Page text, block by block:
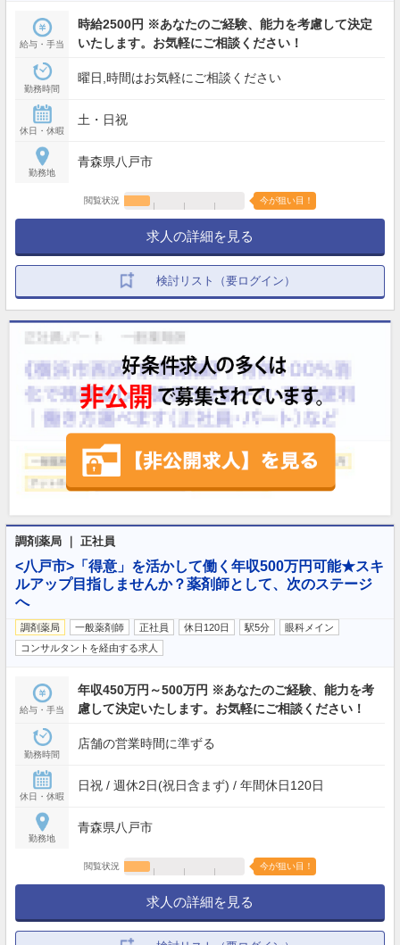
給与・手当
時給2500円 ※あなたのご経験、能力を考慮して決定
いたします。お気軽にご相談ください！
勤務時間
曜日,時間はお気軽にご相談ください
休日・休暇
土・日祝
勤務地
青森県八戸市
閲覧状況 今が狙い目！
求人の詳細を見る
検討リスト（要ログイン）
調剤薬局 ｜ 正社員
<八戸市>「得意」を活かして働く年収500万円可能★スキ
ルアップ目指しませんか？薬剤師として、次のステージ
へ
調剤薬局 一般薬剤師 正社員 休日120日 駅5分
眼科メイン
コンサルタントを経由する求人
給与・手当
年収450万円～500万円 ※あなたのご経験、能力を考
慮して決定いたします。お気軽にご相談ください！
勤務時間
店舗の営業時間に準ずる
休日・休暇
日祝 / 週休2日(祝日含まず) / 年間休日120日
勤務地
青森県八戸市
閲覧状況 今が狙い目！
求人の詳細を見る